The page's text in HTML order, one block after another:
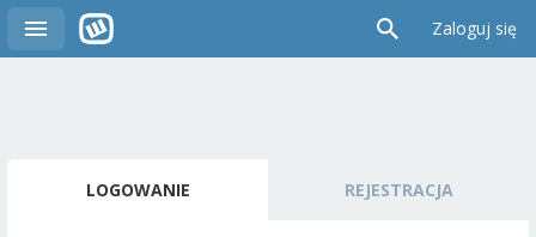
Zaloguj się
LOGOWANIE REJESTRACJA